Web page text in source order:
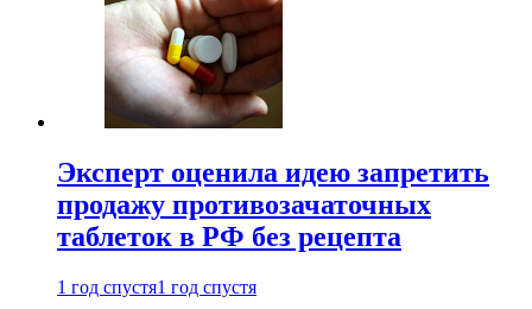
Эксперт оценила идею запретить
продажу противозачаточных
таблеток в РФ без рецепта
1 год спустя1 год спустя